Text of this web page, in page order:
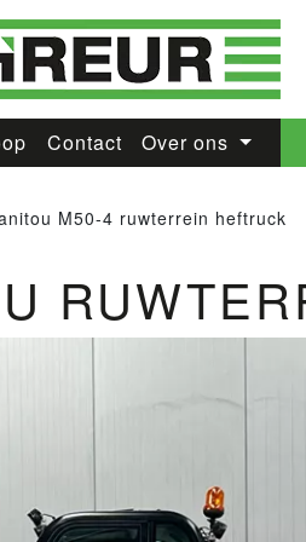
Contact Over ons
M50-4 ruwterrein heftruck